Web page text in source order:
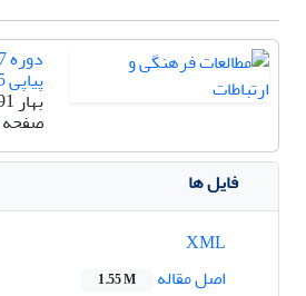
پیاپی 25
بهار 1391
صفحه
فایل ها
اصل مقاله
1.55 M